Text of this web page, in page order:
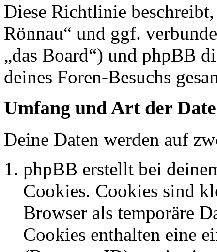
Diese Richtlinie
Rönnau“ und ggf.
„das Board“) und phpBB
deines Foren-Besuchs
Umfang und Art der
Deine Daten werden auf
phpBB erstellt bei
Cookies. Cookies sind
Browser als temporäre
Cookies enthalten eine